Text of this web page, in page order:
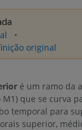
original
é um ramo da
M1) que se curva
temporal para
superior,